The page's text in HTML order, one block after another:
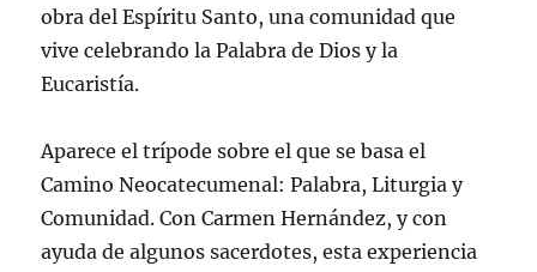
obra del Espíritu Santo, una comunidad que
vive celebrando la Palabra de Dios y la
Eucaristía.
Aparece el trípode sobre el que se basa el
Camino Neocatecumenal: Palabra, Liturgia y
Comunidad. Con Carmen Hernández, y con
ayuda de algunos sacerdotes, esta experiencia